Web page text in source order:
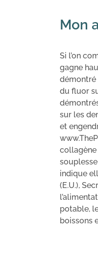
Mon
Si l’on
gagne
démontré
du fluor
sur les
et
collagène
indique
(E.U.),
potable,
boissons